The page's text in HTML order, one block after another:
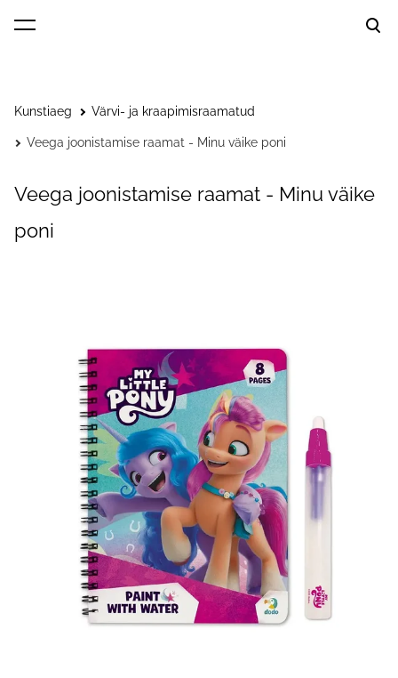
lisati ostukorvi.
Kunstiaeg Värvi- ja kraapimisraamatud
Veega joonistamise raamat - Minu väike poni
Veega joonistamise raamat - Minu väike
poni